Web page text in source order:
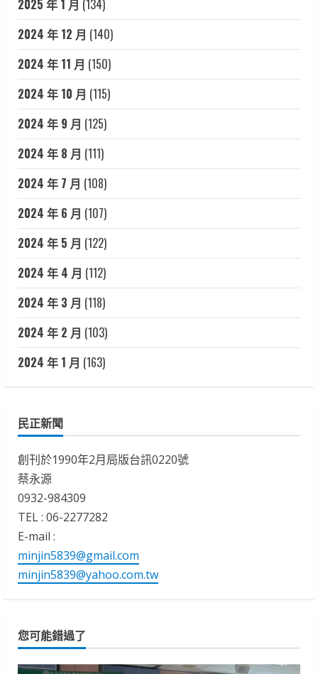
2025 年 1 月 (134)
2024 年 12 月 (140)
2024 年 11 月 (150)
2024 年 10 月 (115)
2024 年 9 月 (125)
2024 年 8 月 (111)
2024 年 7 月 (108)
2024 年 6 月 (107)
2024 年 5 月 (122)
2024 年 4 月 (112)
2024 年 3 月 (118)
2024 年 2 月 (103)
2024 年 1 月 (163)
民正新聞
創刊於1990年2月局版台訊0220號
蔡永源
0932-984309
TEL : 06-2277282
E-mail :
minjin5839@gmail.com
minjin5839@yahoo.com.tw
您可能錯過了